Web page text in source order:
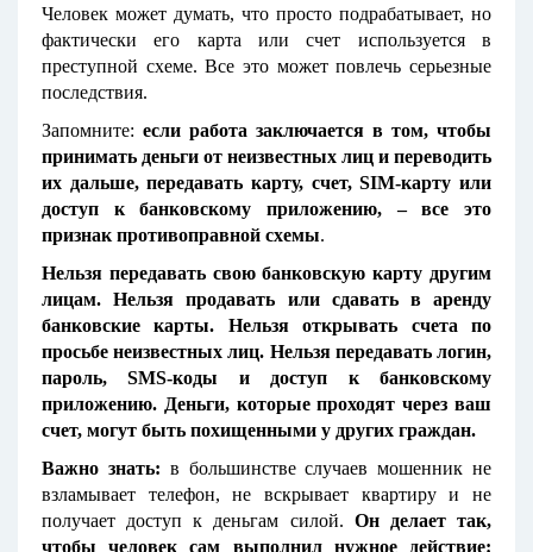
Человек может думать, что просто подрабатывает, но
фактически его карта или счет используется в
преступной схеме. Все это может повлечь серьезные
последствия.
Запомните: если работа заключается в том, чтобы
принимать деньги от неизвестных лиц и переводить
их дальше, передавать карту, счет, SIM-карту или
доступ к банковскому приложению, – все это
признак противоправной схемы.
Нельзя передавать свою банковскую карту другим
лицам. Нельзя продавать или сдавать в аренду
банковские карты. Нельзя открывать счета по
просьбе неизвестных лиц. Нельзя передавать логин,
пароль, SMS-коды и доступ к банковскому
приложению. Деньги, которые проходят через ваш
счет, могут быть похищенными у других граждан.
Важно знать: в большинстве случаев мошенник не
взламывает телефон, не вскрывает квартиру и не
получает доступ к деньгам силой. Он делает так,
чтобы человек сам выполнил нужное действие: